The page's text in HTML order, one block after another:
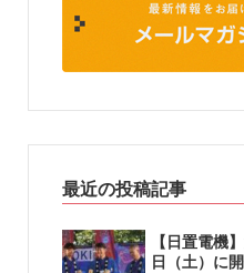
最近の投稿記事
【日置電機
日（土）に開